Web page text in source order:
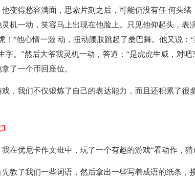
变得愁容满面，思索片刻之后，可能仍没有任 何头
机一动，笑容马上出现在他脸上。只见他仰起头，表
！”他心情一激 动，扭动腰肢跳起了桑巴舞。他又说：
字。”然后大爷我灵机一动，答道：“是虎虎生威，对吧
了一个币回座位。
戏，我们不仅锻炼了自己的表达能力，而且还积累了很
3
在优尼卡作文班中，玩了一个有趣的游戏“看动作，猜
先教了我们一些词语，然后拿出一些写着成语的纸条，